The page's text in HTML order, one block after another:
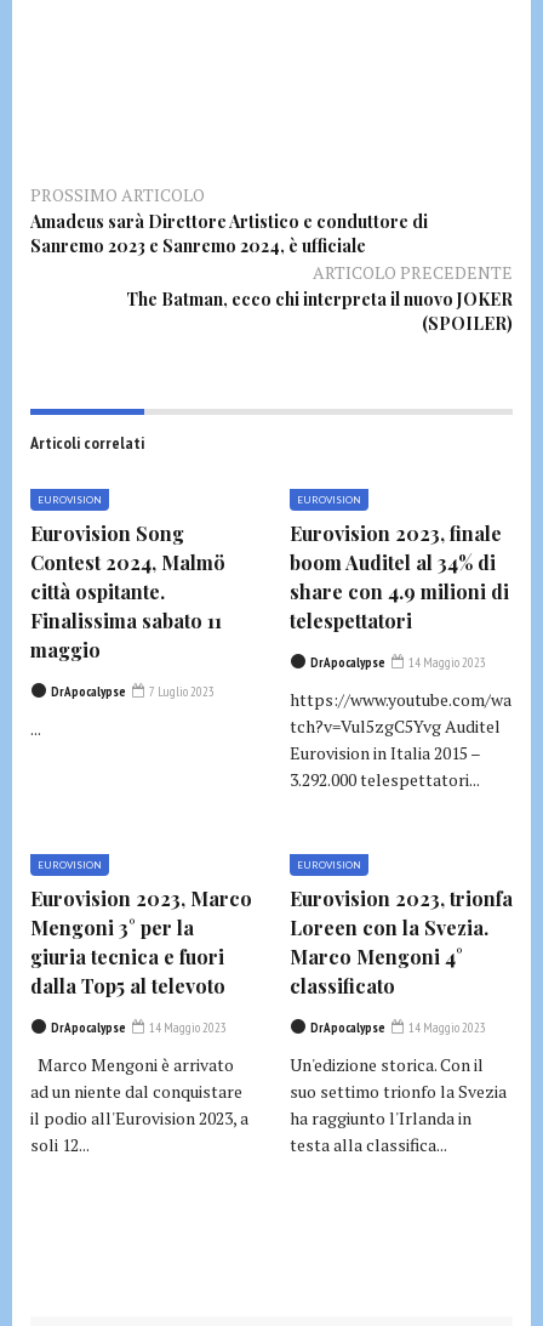
PROSSIMO ARTICOLO
Amadeus sarà Direttore Artistico e conduttore di
Sanremo 2023 e Sanremo 2024, è ufficiale
ARTICOLO PRECEDENTE
The Batman, ecco chi interpreta il nuovo JOKER
(SPOILER)
Articoli correlati
EUROVISION
Eurovision Song
Contest 2024, Malmö
città ospitante.
Finalissima sabato 11
maggio
DrApocalypse 7 Luglio 2023
...
EUROVISION
Eurovision 2023, finale
boom Auditel al 34% di
share con 4.9 milioni di
telespettatori
DrApocalypse 14 Maggio 2023
https://www.youtube.com/wa
tch?v=Vul5zgC5Yvg Auditel
Eurovision in Italia 2015 –
3.292.000 telespettatori...
EUROVISION
Eurovision 2023, Marco
Mengoni 3° per la
giuria tecnica e fuori
dalla Top5 al televoto
DrApocalypse 14 Maggio 2023
Marco Mengoni è arrivato
ad un niente dal conquistare
il podio all'Eurovision 2023, a
soli 12...
EUROVISION
Eurovision 2023, trionfa
Loreen con la Svezia.
Marco Mengoni 4°
classificato
DrApocalypse 14 Maggio 2023
Un'edizione storica. Con il
suo settimo trionfo la Svezia
ha raggiunto l'Irlanda in
testa alla classifica...